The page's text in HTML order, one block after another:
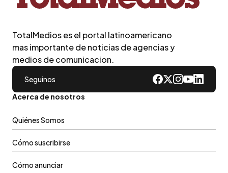
TotalMedios es el portal latinoamericano
mas importante de noticias de agencias y
medios de comunicacion.
Seguinos
Acerca de nosotros
Quiénes Somos
Cómo suscribirse
Cómo anunciar